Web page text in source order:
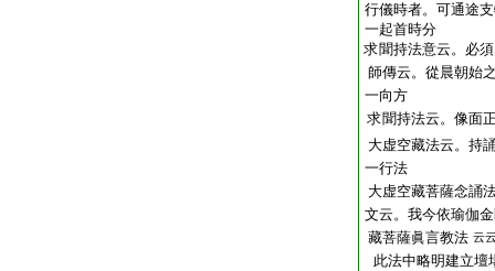
行儀時者。可通途
一起首時分
求聞持法意云。必
師傳云。從晨朝始
一向方
求聞持法云。像面
大虚空藏法云。持
一行法
大虚空藏菩薩念誦
文云。我今依瑜伽
藏菩薩眞言教法 云
此法中略明建立壇